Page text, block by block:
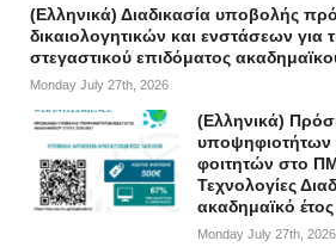
(Ελληνικά) Διαδικασία υποβολής
δικαιολογητικών και ενστάσεων
στεγαστικού επιδόματος
Monday July 27th, 2026
(Ελληνικά)
υποψηφιοτήτων
φοιτητών στο
Τεχνολογίες
ακαδημαϊκό
Monday July 27th, 2026